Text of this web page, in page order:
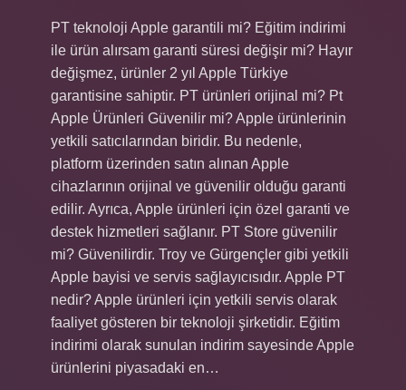
PT teknoloji Apple garantili mi? Eğitim indirimi
ile ürün alırsam garanti süresi değişir mi? Hayır
değişmez, ürünler 2 yıl Apple Türkiye
garantisine sahiptir. PT ürünleri orijinal mi? Pt
Apple Ürünleri Güvenilir mi? Apple ürünlerinin
yetkili satıcılarından biridir. Bu nedenle,
platform üzerinden satın alınan Apple
cihazlarının orijinal ve güvenilir olduğu garanti
edilir. Ayrıca, Apple ürünleri için özel garanti ve
destek hizmetleri sağlanır. PT Store güvenilir
mi? Güvenilirdir. Troy ve Gürgençler gibi yetkili
Apple bayisi ve servis sağlayıcısıdır. Apple PT
nedir? Apple ürünleri için yetkili servis olarak
faaliyet gösteren bir teknoloji şirketidir. Eğitim
indirimi olarak sunulan indirim sayesinde Apple
ürünlerini piyasadaki en…